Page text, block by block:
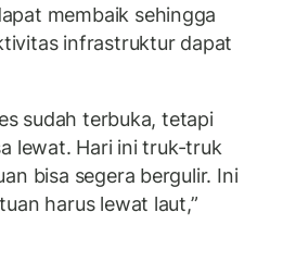
membaik sehingga
infrastruktur dapat
sudah terbuka, tetapi
lewat. Hari ini truk-truk
bisa segera bergulir. Ini
harus lewat laut,”